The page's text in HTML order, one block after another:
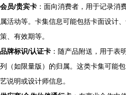
会员/贵宾卡 ：面向消费者，用于记录消
属活动等。卡集信息可能包括卡面设计
策、有效期等。
品牌标识/认证卡 ：随产品附送，用于表
列（如限量版）的归属。这类卡集可能
艺说明或设计师信息。